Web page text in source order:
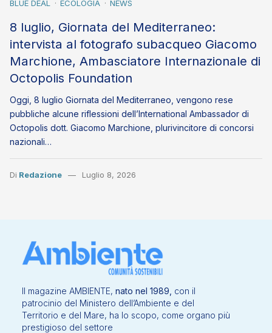
BLUE DEAL ECOLOGIA NEWS
8 luglio, Giornata del Mediterraneo:
intervista al fotografo subacqueo Giacomo
Marchione, Ambasciatore Internazionale di
Octopolis Foundation
Oggi, 8 luglio Giornata del Mediterraneo, vengono rese
pubbliche alcune riflessioni dell’International Ambassador di
Octopolis dott. Giacomo Marchione, plurivincitore di concorsi
nazionali…
Di Redazione Luglio 8, 2026
Il magazine AMBIENTE, nato nel 1989, con il
patrocinio del Ministero dell’Ambiente e del
Territorio e del Mare, ha lo scopo, come organo più
prestigioso del settore